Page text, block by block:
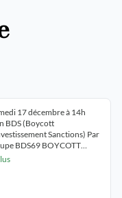
17 décembre à 14h
BDS (Boycott
Sanctions) Par
BDS69 BOYCOTT
! SODASTREAM ►